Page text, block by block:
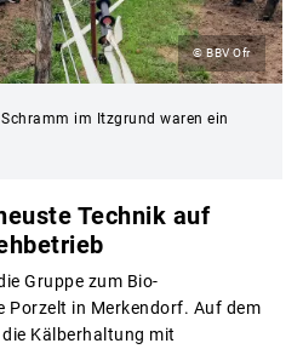
© BBV Ofr
im Itzgrund waren ein
Technik auf
Gruppe zum Bio-
Porzelt in Merkendorf. Auf dem
Kälberhaltung mit